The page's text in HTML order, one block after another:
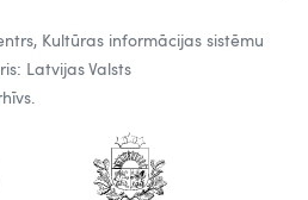
Kultūras informācijas sistēmu
Latvijas Valsts